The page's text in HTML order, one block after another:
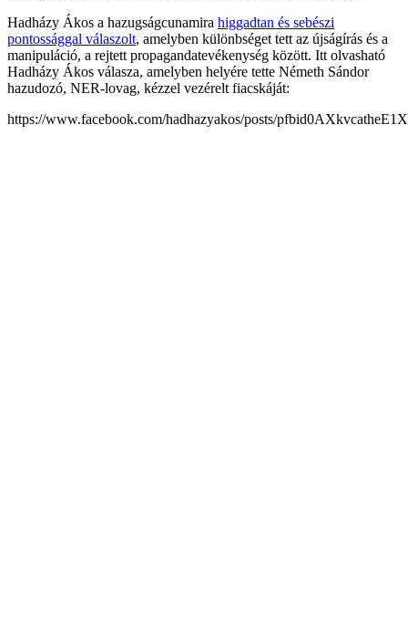
Hadházy Ákos a hazugságcunamira higgadtan és sebészi
pontossággal válaszolt, amelyben különbséget tett az újságírás és a
manipuláció, a rejtett propagandatevékenység között. Itt olvasható
Hadházy Ákos válasza, amelyben helyére tette Németh Sándor
hazudozó, NER-lovag, kézzel vezérelt fiacskáját:
https://www.facebook.com/hadhazyakos/posts/